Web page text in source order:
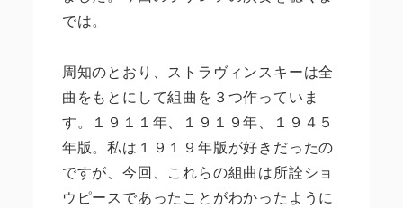
では。
周知のとおり、ストラヴィンスキーは全
曲をもとにして組曲を３つ作っていま
す。１９１１年、１９１９年、１９４５
年版。私は１９１９年版が好きだったの
ですが、今回、これらの組曲は所詮ショ
ウピースであったことがわかったように